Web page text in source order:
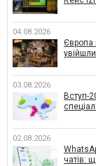
04.08.2026
Європа
03.08.2026
Вступ-
02.08.2026
чатів: